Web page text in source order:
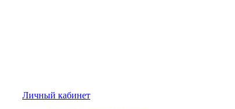
Личный кабинет